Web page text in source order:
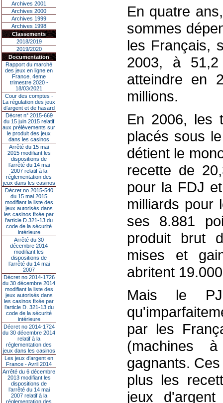
Archives 2001
Archives 2000
Archives 1999
Archives 1998
Classements
2018/2019
2019/2020
Documentation
Rapport du marché
des jeux en ligne en
France, 4eme
trimestre 2020 -
18/03/2021
Cour des comptes -
La régulation des jeux
d’argent et de hasard
Décret n° 2015-669
du 15 juin 2015 relatif
aux prélèvements sur
le produit des jeux
dans les casinos
Arrêté du 15 mai
2015 modifiant les
dispositions de
l’arrêté du 14 mai
2007 relatif à la
réglementation des
jeux dans les casinos
Décret no 2015-540
du 15 mai 2015
modifiant la liste des
jeux autorisés dans
les casinos fixée par
l’article D.321-13 du
code de la sécurité
intérieure
Arrêté du 30
décembre 2014
modifiant les
dispositions de
l’arrêté du 14 mai
2007
Décret no 2014-1726
du 30 décembre 2014
modifiant la liste des
jeux autorisés dans
les casinos fixée par
l’article D. 321-13 du
code de la sécurité
intérieure
Décret no 2014-1724
du 30 décembre 2014
relatif à la
réglementation des
jeux dans les casinos
Les jeux d’argent en
France - Avril 2014
Arrêté du 6 décembre
2013 modifiant les
dispositions de
l’arrêté du 14 mai
2007 relatif à la
réglementation des
En quatre
sommes
les Français,
2003, à
atteindre en
millions.
En 2006, les
placés sous
détient le
recette de
pour la FDJ
milliards pour
ses 8.881
produit brut
mises et
abritent
Mais le
par les
(machines
gagnants.
plus les
jeux